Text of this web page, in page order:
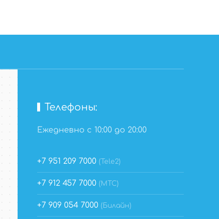
Телефоны:
Ежедневно с 10:00 до 20:00
+7 951 209 7000 (Tele2)
+7 912 457 7000 (МТС)
+7 909 054 7000 (Билайн)